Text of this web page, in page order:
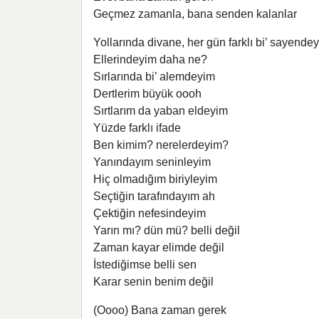
Geçmez zamanla, bana senden kalanlar
Yollarında divane, her gün farklı bi’
Ellerindeyim daha ne?
Sırlarında bi’ alemdeyim
Dertlerim büyük oooh
Sırtlarım da yaban eldeyim
Yüzde farklı ifade
Ben kimim? nerelerdeyim?
Yanındayım seninleyim
Hiç olmadığım biriyleyim
Seçtiğin tarafındayım ah
Çektiğin nefesindeyim
Yarın mı? dün mü? belli değil
Zaman kayar elimde değil
İstediğimse belli sen
Karar senin benim değil
(Oooo) Bana zaman gerek